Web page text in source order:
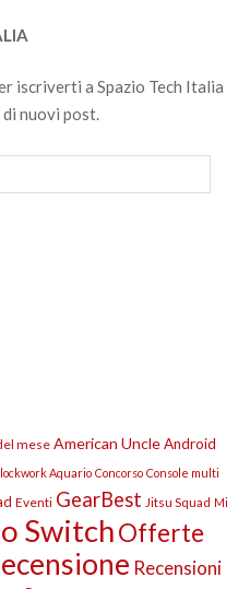
iscriverti a Spazio Tech Italia
nuovi post.
mese American UncleAndroid
Aquario Concorso Console multi
Eventi GearBest Jitsu Squad Mi
SwitchOfferte
Recensioni